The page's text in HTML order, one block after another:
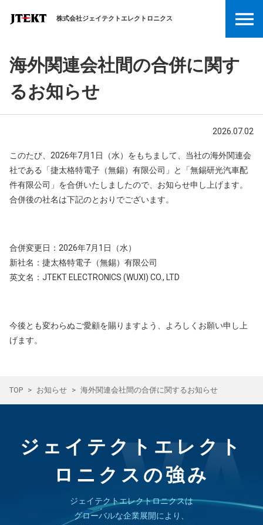
株式会社ジェイテクトエレクトロニクス
海外関連会社間の合併に関す
るお知らせ
2026.07.02
このたび、2026年7月1日（水）をもちまして、当社の海外関連会
社である「捷太格特電子（無錫）有限公司」と「無錫研光汽車配
件有限公司」を合併いたしましたので、お知らせ申し上げます。
合併後の社名は下記のとおりでございます。
合併変更日：2026年7月1日（水）
新社名：捷太格特電子（無錫）有限公司
英文名：JTEKT ELECTRONICS (WUXI) CO., LTD
今後とも変わらぬご愛顧を賜りますよう、よろしくお願い申し上
げます。
TOP お知らせ 海外関連会社間の合併に関するお知らせ
ジェイテクトエレクト
ロニクスの強み
ジェイテクトエレクトロニクスは
グローバルな企業展開により、